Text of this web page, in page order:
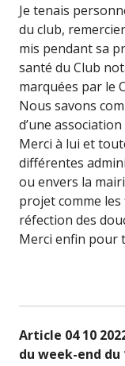
Je tenais
du club,
mis pendant sa
santé du Club
marquées par le
Nous savons
d’une
Merci à lui et
différentes
ou envers la
projet comme
réfection des
Merci enfin pour
Article 04 10
du week-end